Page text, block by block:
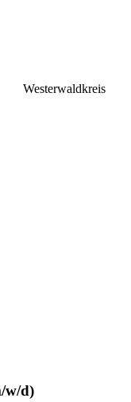
Westerwaldkreis
w/d)